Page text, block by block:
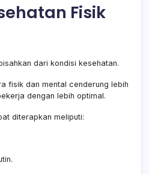
Fisik
dari kondisi kesehatan.
fisik dan mental cenderung lebih
dengan lebih optimal.
diterapkan meliputi: